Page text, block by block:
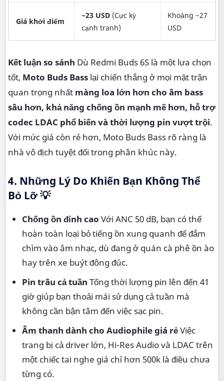
Giá khởi điểm
~23 USD (Cực kỳ
cạnh tranh)
Khoảng ~27
USD
Kết luận so sánh Dù Redmi Buds 6S là một lựa chọn
tốt, Moto Buds Bass lại chiến thắng ở mọi mặt trận
quan trọng nhất màng loa lớn hơn cho âm bass
sâu hơn, khả năng chống ồn mạnh mẽ hơn, hỗ trợ
codec LDAC phổ biến và thời lượng pin vượt trội.
Với mức giá còn rẻ hơn, Moto Buds Bass rõ ràng là
nhà vô địch tuyệt đối trong phân khúc này.
4. Những Lý Do Khiến Bạn Không Thể
Bỏ Lỡ 💡
Chống ồn đỉnh cao Với ANC 50 dB, bạn có thể
hoàn toàn loại bỏ tiếng ồn xung quanh để đắm
chìm vào âm nhạc, dù đang ở quán cà phê ồn ào
hay trên xe buýt đông đúc.
Pin trâu cả tuần Tổng thời lượng pin lên đến 41
giờ giúp bạn thoải mái sử dụng cả tuần mà
không cần bận tâm đến việc sạc pin.
Âm thanh dành cho Audiophile giá rẻViệc
trang bị cả driver lớn, Hi-Res Audio và LDAC trên
một chiếc tai nghe giá chỉ hơn 500k là điều chưa
từng có.